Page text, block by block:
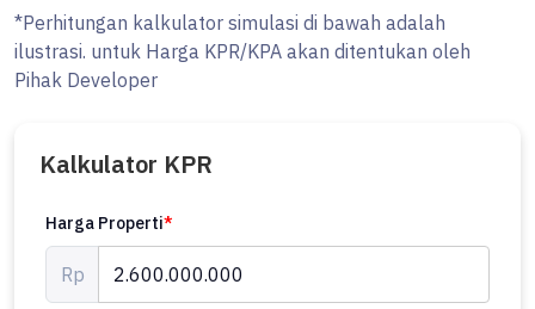
*Perhitungan kalkulator simulasi di bawah adalah
ilustrasi. untuk Harga KPR/KPA akan ditentukan oleh
Pihak Developer
Kalkulator KPR
Harga Properti*
Rp